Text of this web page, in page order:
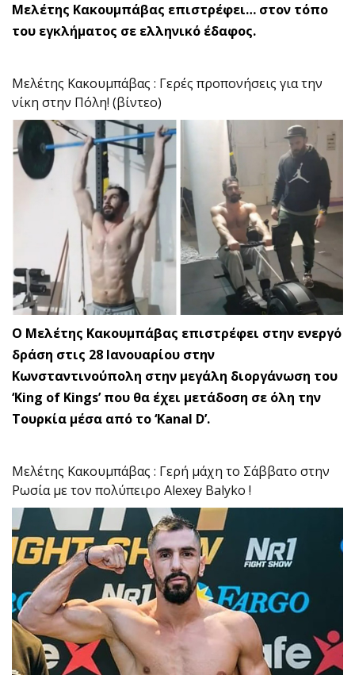
Μελέτης Κακουμπάβας επιστρέφει… στον τόπο
του εγκλήματος σε ελληνικό έδαφος.
Μελέτης Κακουμπάβας : Γερές προπονήσεις για την
νίκη στην Πόλη! (βίντεο)
Ο Μελέτης Κακουμπάβας επιστρέφει στην ενεργό
δράση στις 28 Ιανουαρίου στην
Κωνσταντινούπολη στην μεγάλη διοργάνωση του
‘King of Kings’ που θα έχει μετάδοση σε όλη την
Τουρκία μέσα από το ‘Kanal D’.
Μελέτης Κακουμπάβας : Γερή μάχη το Σάββατο στην
Ρωσία με τον πολύπειρο Alexey Balyko !